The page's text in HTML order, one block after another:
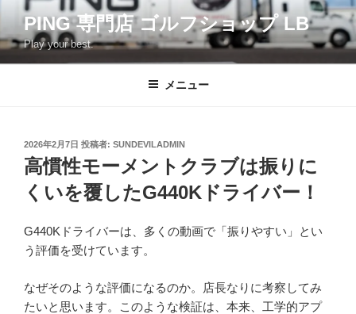
テ
ン
PING 専門店 ゴルフショップ LB
Play your best.
メニュー
投
稿
日:
2026年2月7日 投稿者: SUNDEVILADMIN
高慣性モーメントクラブは振りに
くいを覆したG440Kドライバー！
G440Kドライバーは、多くの動画で「振りやすい」とい
う評価を受けています。
なぜそのような評価になるのか。店長なりに考察してみ
たいと思います。このような検証は、本来、工学的アプ